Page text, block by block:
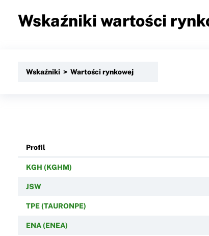
Wskaźniki wartości
Wskaźniki > Wartości rynkowej
Profil
KGH (KGHM)
JSW
TPE (TAURONPE)
ENA (ENEA)